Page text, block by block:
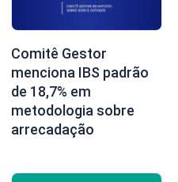
Comitê Gestor
menciona IBS padrão
de 18,7% em
metodologia sobre
arrecadação